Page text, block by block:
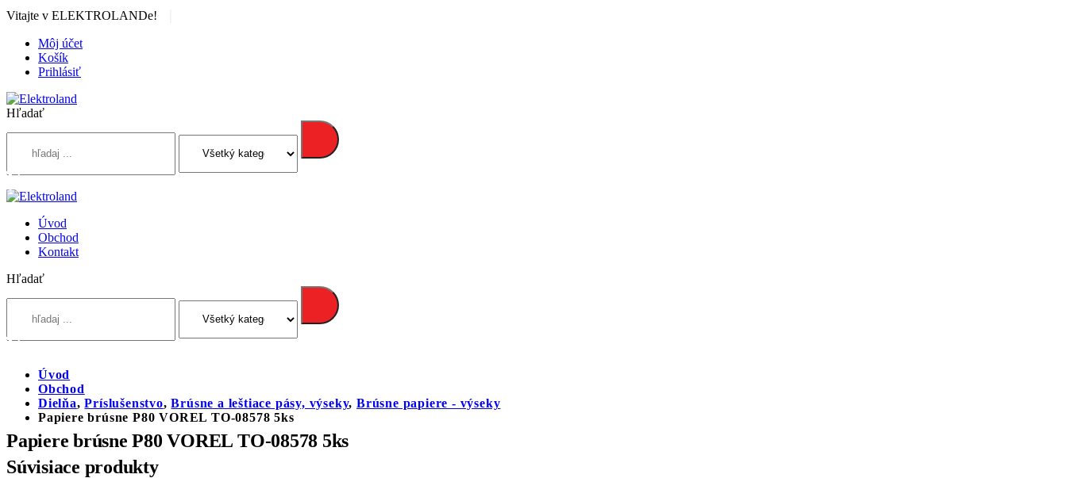
Vitajte v ELEKTROLANDe!
Môj účet
Košík
Prihlásiť
Hľadať
Úvod
Obchod
Kontakt
Hľadať
Úvod
Obchod
Dielňa,Príslušenstvo,Brúsne a leštiace pásy, výseky,Brúsne papiere - výseky
Papiere brúsne P80 VOREL TO-08578 5ks
Papiere brúsne P80 VOREL TO-08578 5ks
Súvisiace produkty